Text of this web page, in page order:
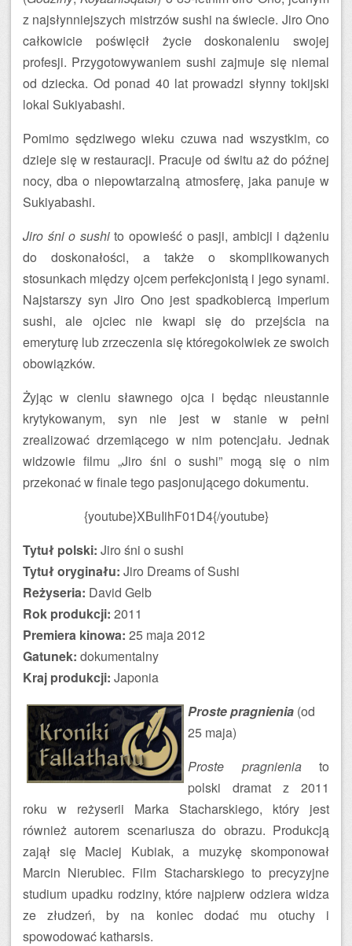
z najsłynniejszych mistrzów sushi na świecie. Jiro Ono
całkowicie poświęcił życie doskonaleniu swojej
profesji. Przygotowywaniem sushi zajmuje się niemal
od dziecka. Od ponad 40 lat prowadzi słynny tokijski
lokal Sukiyabashi.
Pomimo sędziwego wieku czuwa nad wszystkim, co
dzieje się w restauracji. Pracuje od świtu aż do późnej
nocy, dba o niepowtarzalną atmosferę, jaka panuje w
Sukiyabashi.
Jiro śni o sushito opowieść o pasji, ambicji i dążeniu
do doskonałości, a także o skomplikowanych
stosunkach między ojcem perfekcjonistą i jego synami.
Najstarszy syn Jiro Ono jest spadkobiercą imperium
sushi, ale ojciec nie kwapi się do przejścia na
emeryturę lub zrzeczenia się któregokolwiek ze swoich
obowiązków.
Żyjąc w cieniu sławnego ojca i będąc nieustannie
krytykowanym, syn nie jest w stanie w pełni
zrealizować drzemiącego w nim potencjału. Jednak
widzowie filmu „Jiro śni o sushi” mogą się o nim
przekonać w finale tego pasjonującego dokumentu.
{youtube}XBuIihF01D4{/youtube}
Tytuł polski: Jiro śni o sushi
Tytuł oryginału: Jiro Dreams of Sushi
Reżyseria: David Gelb
Rok produkcji: 2011
Premiera kinowa: 25 maja 2012
Gatunek: dokumentalny
Kraj produkcji: Japonia
Proste pragnienia (od
25 maja)
Proste pragnieniato
polski dramat z 2011
roku w reżyserii Marka Stacharskiego, który jest
również autorem scenariusza do obrazu. Produkcją
zajął się Maciej Kubiak, a muzykę skomponował
Marcin Nierubiec. Film Stacharskiego to precyzyjne
studium upadku rodziny, które najpierw odziera widza
ze złudzeń, by na koniec dodać mu otuchy i
spowodować katharsis.